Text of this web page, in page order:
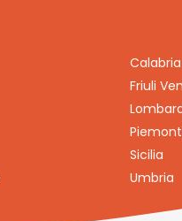
Calabria
Friuli
Sicilia
Umbria